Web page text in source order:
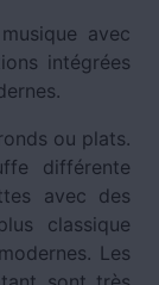
avec
intégrées
ou plats.
différente
avec des
classique
Les